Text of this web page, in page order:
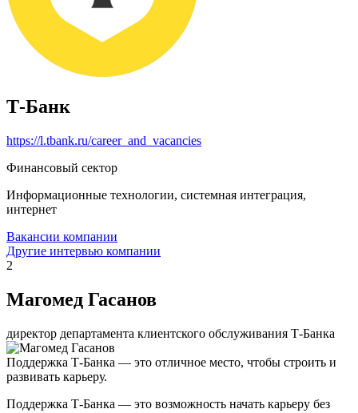
Т-Банк
https://l.tbank.ru/career_and_vacancies
Финансовый сектор
Информационные технологии, системная интеграция,
интернет
Вакансии компании
Другие интервью компании
2
Магомед Гасанов
директор департамента клиентского обслуживания Т-Банка
Поддержка Т-Банка — это отличное место, чтобы строить и
развивать карьеру.
Поддержка Т-Банка — это возможность начать карьеру без